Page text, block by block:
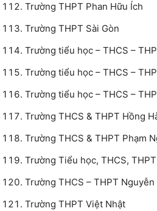
Trường THPT Phan Hữu Ích
Trường THPT Sài Gòn
Trường tiểu học – THCS –
Trường tiểu học – THCS –
Trường tiểu học – THCS –
Trường THCS & THPT Hồng
Trường THCS & THPT Phạm
Trường Tiểu học, THCS,
Trường THCS – THPT
Trường THPT Việt Nhật